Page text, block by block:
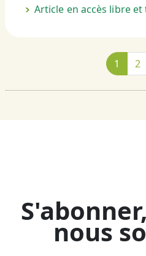
Article en accès libre
1 2
nous